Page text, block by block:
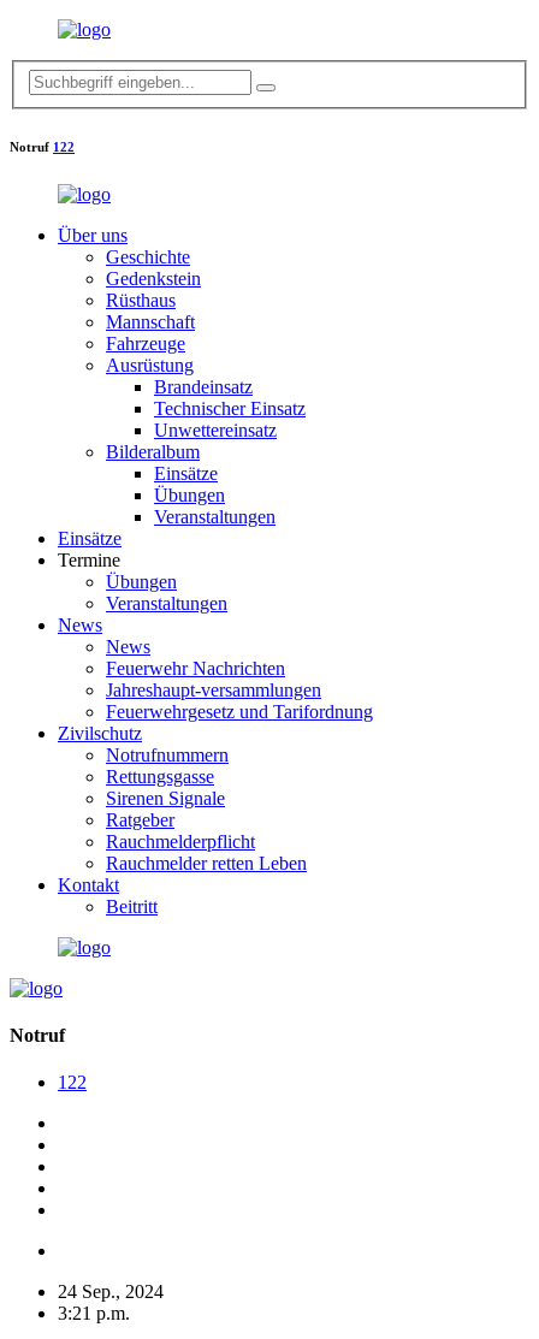
Notruf 122
Über uns
Geschichte
Gedenkstein
Rüsthaus
Mannschaft
Fahrzeuge
Ausrüstung
Brandeinsatz
Technischer Einsatz
Unwettereinsatz
Bilderalbum
Einsätze
Übungen
Veranstaltungen
Einsätze
Termine
Übungen
Veranstaltungen
News
News
Feuerwehr Nachrichten
Jahreshaupt-versammlungen
Feuerwehrgesetz und Tarifordnung
Zivilschutz
Notrufnummern
Rettungsgasse
Sirenen Signale
Ratgeber
Rauchmelderpflicht
Rauchmelder retten Leben
Kontakt
Beitritt
Notruf
122
24 Sep., 2024
3:21 p.m.